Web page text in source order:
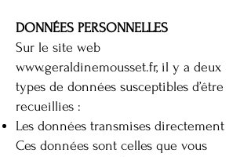
DONNÉES PERSONNELLES
Sur le site web
www.geraldinemousset.fr, il y a deux
types de données susceptibles d’être
recueillies :
Les données transmises directement
Ces données sont celles que vous